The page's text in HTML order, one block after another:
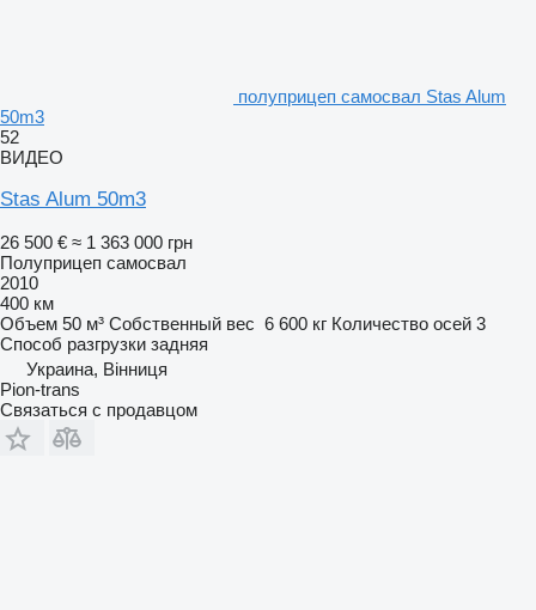
полуприцеп самосвал Stas Alum
50m3
52
ВИДЕО
Stas Alum 50m3
26 500 € ≈ 1 363 000 грн
Полуприцеп самосвал
2010
400 км
Объем 50 м³ Собственный вес 6 600 кг Количество осей 3
Способ разгрузки задняя
Украина, Вінниця
Pion-trans
Связаться с продавцом